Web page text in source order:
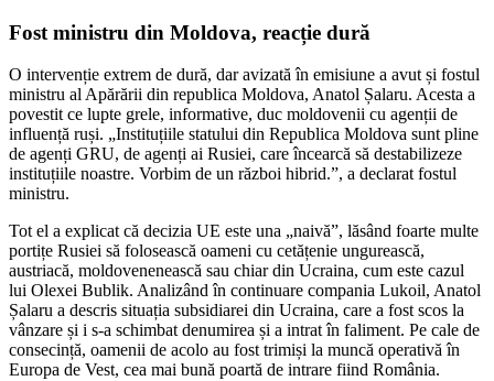
Fost ministru din Moldova, reacție dură
O intervenție extrem de dură, dar avizată în emisiune a avut și fostul
ministru al Apărării din republica Moldova, Anatol Șalaru. Acesta a
povestit ce lupte grele, informative, duc moldovenii cu agenții de
influență ruși. „Instituțiile statului din Republica Moldova sunt pline
de agenți GRU, de agenți ai Rusiei, care încearcă să destabilizeze
instituțiile noastre. Vorbim de un război hibrid.”, a declarat fostul
ministru.
Tot el a explicat că decizia UE este una „naivă”, lăsând foarte multe
portițe Rusiei să folosească oameni cu cetățenie ungurească,
austriacă, moldovenenească sau chiar din Ucraina, cum este cazul
lui Olexei Bublik. Analizând în continuare compania Lukoil, Anatol
Șalaru a descris situația subsidiarei din Ucraina, care a fost scos la
vânzare și i s-a schimbat denumirea și a intrat în faliment. Pe cale de
consecință, oamenii de acolo au fost trimiși la muncă operativă în
Europa de Vest, cea mai bună poartă de intrare fiind România.